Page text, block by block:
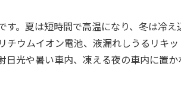
。夏は短時間で高温になり、冬は冷え
チウムイオン電池、液漏れしうるリキ
日光や暑い車内、凍える夜の車内に置